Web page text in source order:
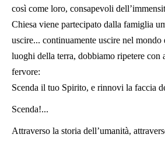
così come loro, consapevoli
Chiesa viene partecipato dalla famiglia
uscire... continuamente uscire nel
luoghi della terra, dobbiamo ripetere con
fervore:
Scenda il tuo Spirito, e rinnovi la faccia
Scenda!...
Attraverso la storia dell’umanità,